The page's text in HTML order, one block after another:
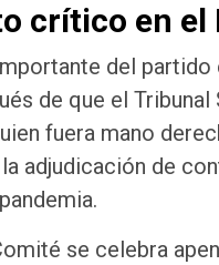
crítico en el
del
de que el
fuera mano
adjudicación de
se celebra